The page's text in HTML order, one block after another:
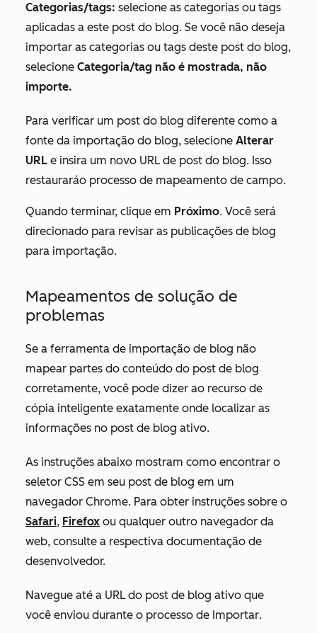
Categorias/tags: selecione as categorias ou tags
aplicadas a este post do blog. Se você não deseja
importar as categorias ou tags deste post do blog,
selecione Categoria/tag não é mostrada, não
importe.
Para verificar um post do blog diferente como a
fonte da importação do blog, selecione Alterar
URL e insira um novo URL de post do blog. Isso
restauraráo processo de mapeamento de campo.
Quando terminar, clique em Próximo. Você será
direcionado para revisar as publicações de blog
para importação.
Mapeamentos de solução de
problemas
Se a ferramenta de importação de blog não
mapear partes do conteúdo do post de blog
corretamente, você pode dizer ao recurso de
cópia inteligente exatamente onde localizar as
informações no post de blog ativo.
As instruções abaixo mostram como encontrar o
seletor CSS em seu post de blog em um
navegador Chrome. Para obter instruções sobre o
Safari, Firefox ou qualquer outro navegador da
web, consulte a respectiva documentação de
desenvolvedor.
Navegue até a URL do post de blog ativo que
você enviou durante o processo de Importar.